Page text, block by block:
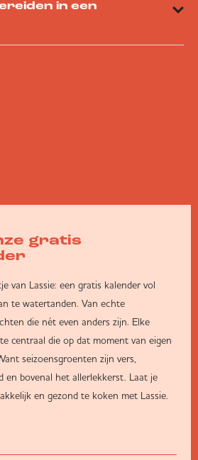
in een
gratis
van Lassie: een gratis kalender vol
te watertanden. Van echte
die nét even anders zijn. Elke
centraal die op dat moment van eigen
seizoensgroenten zijn vers,
en bovenal het allerlekkerst. Laat je
en gezond te koken met Lassie.